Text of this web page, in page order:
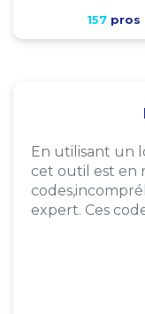
157pros
En utilisant un
cet outil est en
expert. Ces